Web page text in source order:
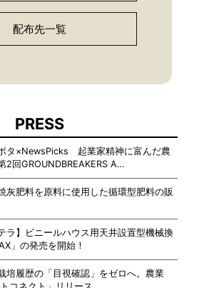
配布先一覧
PRESS
タ×NewsPicks 起業家精神に富んだ農
2回GROUNDBREAKERS A…
灰肥料を原料に使用した循環型肥料の販
ラ】ビニールハウス用天井設置型機械換
」の発売を開始！
培履歴の「目視確認」をゼロへ。農業